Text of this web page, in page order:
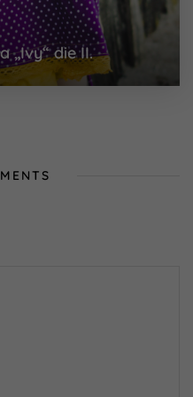
„Ivy“ die II.
grundlegende
Funktion der
anzeigen
manuellen Einwilligung